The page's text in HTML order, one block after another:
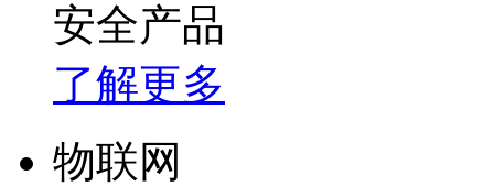
安全产品
了解更多
物联网